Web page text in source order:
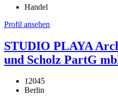
Handel
Profil ansehen
STUDIO PLAYA
und Scholz PartG
12045
Berlin